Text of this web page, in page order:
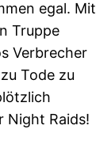
egal. Mit
Truppe
Verbrecher
Tode zu
Night Raids!